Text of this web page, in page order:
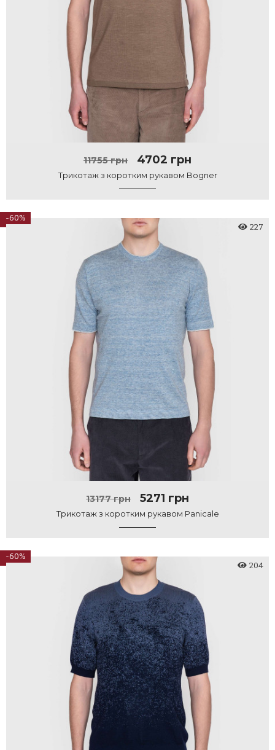
11755 грн 4702 грн
Трикотаж з коротким рукавом Bogner
-60%
13177 грн 5271 грн
Трикотаж з коротким рукавом Panicale
227
-60%
204